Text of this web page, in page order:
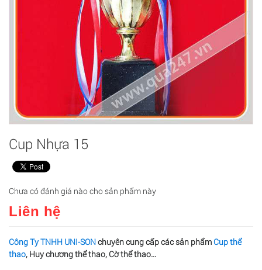
Cup Nhựa 15
Chưa có đánh giá nào cho sản phẩm này
Liên hệ
Công Ty TNHH UNI-SONchuyên cung cấp các sản phẩmCup thể
thao, Huy chương thể thao, Cờ thể thao...